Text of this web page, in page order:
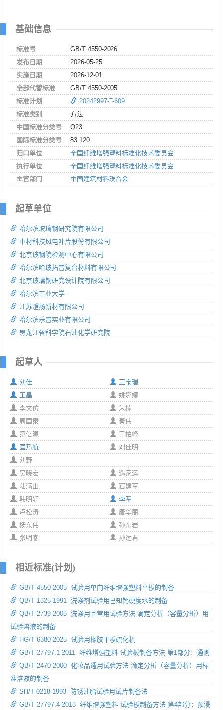
基础信息
标准号
GB/T 4550-2026
发布日期
2026-05-25
实施日期
2026-12-01
全部代替标准
GB/T 4550-2005
标准计划
20242997-T-609
标准类别
方法
中国标准分类号
Q23
国际标准分类号
83.120
归口单位
全国纤维增强塑料标准化技术委员会
执行单位
全国纤维增强塑料标准化技术委员会
主管部门
中国建筑材料联合会
起草单位
哈尔滨玻璃钢研究院有限公司
中材科技风电叶片股份有限公司
北京玻钢院检测中心有限公司
哈尔滨哈玻拓普复合材料有限公司
北京玻璃钢研究设计院有限公司
哈尔滨工业大学
江苏澄扬新材有限公司
哈尔滨乐普实业有限公司
黑龙江省科学院石油化学研究院
起草人
刘佳
王宝瑞
王晶
姚娜娜
李文仿
朱楠
周国泰
秦伟
范倍源
于柏峰
匡乃航
刘佳明
刘野
吴晓宏
遇家运
陆满山
石建军
韩明轩
李军
卢松涛
唐华丽
杨东伟
孙东岩
张明睿
孙远君
相近标准(计划)
GB/T 4550-2005 试验用单向纤维增强塑料平板的制备
QB/T 1325-1991 洗涤剂试验用已知钙硬度水的制备
QB/T 2739-2005 洗涤用品常用试验方法 滴定分析（容量分析）用
试验溶液的制备
HG/T 6380-2025 试验用橡胶平板硫化机
GB/T 27797.1-2011 纤维增强塑料 试验板制备方法 第1部分：通则
QB/T 2470-2000 化妆品通用试验方法 滴定分析（容量分析）用标
准溶液的制备
SH/T 0218-1993 防锈油脂试验用试片制备法
GB/T 27797.4-2013 纤维增强塑料 试验板制备方法 第4部分：预浸